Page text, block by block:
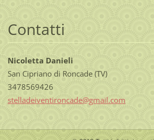
Contatti
Nicoletta Danieli
San Cipriano di Roncade (TV)
3478569426
stelladeiventironcade@gmail.com